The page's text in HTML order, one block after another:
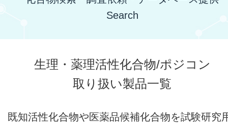
Search
生理・薬理活性化合物/ポジコン
取り扱い製品一覧
既知活性化合物や医薬品候補化合物を試験研究